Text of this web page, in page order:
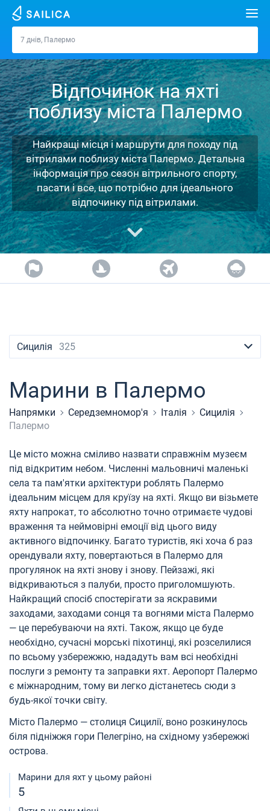
Палермо
7 днів, Палермо
Орендувати яхту
Хорватія
Греція
Італія
Туреччина
Іспанія
Франція
Сейшели
Багами
Спліт
Шибеник
Задар
Сардинія
Сицилія
Ібіца
Корфу
Марина Алімос
D-Marin Лефкас
Марина Далмація
D-Marin Гувія
Марина Баотік
Марина Кастела
ACI Марина Дубровник
Марина Веруда
Beneteau
Jeanneau
Bavaria
Dufour
Excess
Bali
Fountaine Pajot
Leopard
Lagoon 40
Lagoon 42
Lagoon 46
Bali 4.2
Bali 5.4
Astrea 42
Excess 11
Bavaria C42
Bavaria Cruiser 46
Oceanis 46.1
Jeanneau 54
Sun Odyssey 440
Sun Odyssey 410
Dufour 46 GL
Напрямки
Задар
Дубровник
Спліт
Біоград
Трогір
Афіни
Лефкада
Волос
Корфу
Лавріон
Майорка
Ібіца
Канарські острови
Гран-Канарія
Азорські острови
Мадейра
Сицилія
Сардинія
Амальфі
Мармарис
Бодрум
Мартініка
Марини
Журнал
Про Sailica
Питання-відповідь
Запит на оренду
FREE
Контакти
Відпочинок на яхті
поблизу міста Палермо
Найкращі місця і маршрути для походу під
вітрилами поблизу міста Палермо. Детальна
інформація про сезон вітрильного спорту,
пасати і все, що потрібно для ідеального
відпочинку під вітрилами.
Сицилія 325
Марини в Палермо
Напрямки Середземномор'я Італія
Сицилія
Палермо
Це місто можна сміливо назвати справжнім музеєм
під відкритим небом. Численні мальовничі маленькі
села та пам'ятки архітектури роблять Палермо
ідеальним місцем для круїзу на яхті. Якщо ви візьмете
яхту напрокат, то абсолютно точно отримаєте чудові
враження та неймовірні емоції від цього виду
активного відпочинку. Багато туристів, які хоча б раз
орендували яхту, повертаються в Палермо для
прогулянок на яхті знову і знову. Пейзажі, які
відкриваються з палуби, просто приголомшують.
Найкращий спосіб спостерігати за яскравими
заходами, заходами сонця та вогнями міста Палермо
— це перебуваючи на яхті. Також, якщо це буде
необхідно, сучасні морські піхотинці, які розселилися
по всьому узбережжю, нададуть вам всі необхідні
послуги з ремонту та заправки яхт. Аеропорт Палермо
є міжнародним, тому ви легко дістанетесь сюди з
будь-якої точки світу.
Місто Палермо — столиця Сицилії, воно розкинулось
біля підніжжя гори Пелегріно, на східному узбережжі
острова.
Марини для яхт у цьому районі
5